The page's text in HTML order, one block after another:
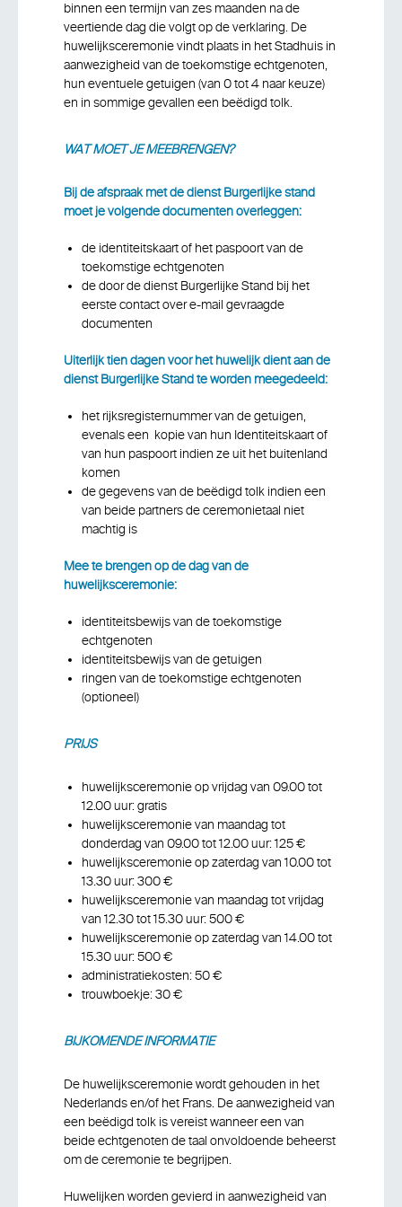
binnen een termijn van zes maanden na de
veertiende dag die volgt op de verklaring. De
huwelijksceremonie vindt plaats in het Stadhuis in
aanwezigheid van de toekomstige echtgenoten,
hun eventuele getuigen (van 0 tot 4 naar keuze)
en in sommige gevallen een beëdigd tolk.
WAT MOET JE MEEBRENGEN?
Bij de afspraak met de dienst Burgerlijke stand
moet je volgende documenten overleggen:
de identiteitskaart of het paspoort van de
toekomstige echtgenoten
de door de dienst Burgerlijke Stand bij het
eerste contact over e-mail gevraagde
documenten
Uiterlijk tien dagen voor het huwelijk dient aan de
dienst Burgerlijke Stand te worden meegedeeld:
het rijksregisternummer van de getuigen,
evenals een kopie van hun Identiteitskaart of
van hun paspoort indien ze uit het buitenland
komen
de gegevens van de beëdigd tolk indien een
van beide partners de ceremonietaal niet
machtig is
Mee te brengen op de dag van de
huwelijksceremonie:
identiteitsbewijs van de toekomstige
echtgenoten
identiteitsbewijs van de getuigen
ringen van de toekomstige echtgenoten
(optioneel)
PRIJS
huwelijksceremonie op vrijdag van 09.00 tot
12.00 uur: gratis
huwelijksceremonie van maandag tot
donderdag van 09.00 tot 12.00 uur: 125 €
huwelijksceremonie op zaterdag van 10.00 tot
13.30 uur: 300 €
huwelijksceremonie van maandag tot vrijdag
van 12.30 tot 15.30 uur: 500 €
huwelijksceremonie op zaterdag van 14.00 tot
15.30 uur: 500 €
administratiekosten: 50 €
trouwboekje: 30 €
BIJKOMENDE INFORMATIE
De huwelijksceremonie wordt gehouden in het
Nederlands en/of het Frans. De aanwezigheid van
een beëdigd tolk is vereist wanneer een van
beide echtgenoten de taal onvoldoende beheerst
om de ceremonie te begrijpen.
Huwelijken worden gevierd in aanwezigheid van